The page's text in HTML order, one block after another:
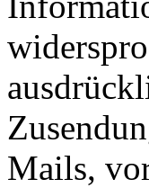
Mails,